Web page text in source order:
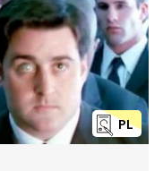
PL